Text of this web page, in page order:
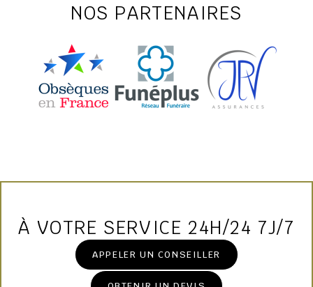
NOS PARTENAIRES
À VOTRE SERVICE 24H/24 7J/7
APPELER UN CONSEILLER